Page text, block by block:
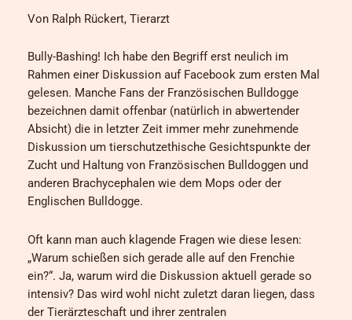
Von Ralph Rückert, Tierarzt
Bully-Bashing! Ich habe den Begriff erst neulich im
Rahmen einer Diskussion auf Facebook zum ersten Mal
gelesen. Manche Fans der Französischen Bulldogge
bezeichnen damit offenbar (natürlich in abwertender
Absicht) die in letzter Zeit immer mehr zunehmende
Diskussion um tierschutzethische Gesichtspunkte der
Zucht und Haltung von Französischen Bulldoggen und
anderen Brachycephalen wie dem Mops oder der
Englischen Bulldogge.
Oft kann man auch klagende Fragen wie diese lesen:
„Warum schießen sich gerade alle auf den Frenchie
ein?“. Ja, warum wird die Diskussion aktuell gerade so
intensiv? Das wird wohl nicht zuletzt daran liegen, dass
der Tierärzteschaft und ihrer zentralen